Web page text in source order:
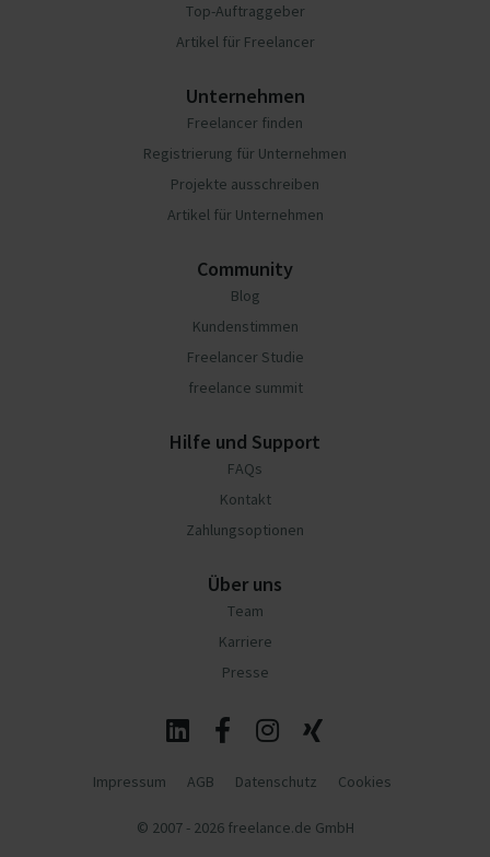
Top-Auftraggeber
Artikel für Freelancer
Unternehmen
Freelancer finden
Registrierung für Unternehmen
Projekte ausschreiben
Artikel für Unternehmen
Community
Blog
Kundenstimmen
Freelancer Studie
freelance summit
Hilfe und Support
FAQs
Kontakt
Zahlungsoptionen
Über uns
Team
Karriere
Presse
Impressum AGB Datenschutz Cookies
© 2007 - 2026 freelance.de GmbH